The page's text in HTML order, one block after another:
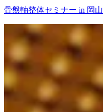
骨盤軸整体セミナー in 岡山